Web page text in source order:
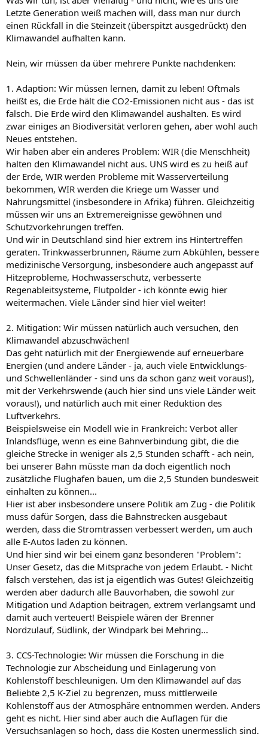
Letzte Generation weiß machen will, dass man nur durch
einen Rückfall in die Steinzeit (überspitzt ausgedrückt) den
Klimawandel aufhalten kann.
Nein, wir müssen da über mehrere Punkte nachdenken:
1. Adaption: Wir müssen lernen, damit zu leben! Oftmals
heißt es, die Erde hält die CO2-Emissionen nicht aus - das ist
falsch. Die Erde wird den Klimawandel aushalten. Es wird
zwar einiges an Biodiversität verloren gehen, aber wohl auch
Neues entstehen.
Wir haben aber ein anderes Problem: WIR (die Menschheit)
halten den Klimawandel nicht aus. UNS wird es zu heiß auf
der Erde, WIR werden Probleme mit Wasserverteilung
bekommen, WIR werden die Kriege um Wasser und
Nahrungsmittel (insbesondere in Afrika) führen. Gleichzeitig
müssen wir uns an Extremereignisse gewöhnen und
Schutzvorkehrungen treffen.
Und wir in Deutschland sind hier extrem ins Hintertreffen
geraten. Trinkwasserbrunnen, Räume zum Abkühlen, bessere
medizinische Versorgung, insbesondere auch angepasst auf
Hitzeprobleme, Hochwasserschutz, verbesserte
Regenableitsysteme, Flutpolder - ich könnte ewig hier
weitermachen. Viele Länder sind hier viel weiter!
2. Mitigation: Wir müssen natürlich auch versuchen, den
Klimawandel abzuschwächen!
Das geht natürlich mit der Energiewende auf erneuerbare
Energien (und andere Länder - ja, auch viele Entwicklungs-
und Schwellenländer - sind uns da schon ganz weit voraus!),
mit der Verkehrswende (auch hier sind uns viele Länder weit
voraus!), und natürlich auch mit einer Reduktion des
Luftverkehrs.
Beispielsweise ein Modell wie in Frankreich: Verbot aller
Inlandsflüge, wenn es eine Bahnverbindung gibt, die die
gleiche Strecke in weniger als 2,5 Stunden schafft - ach nein,
bei unserer Bahn müsste man da doch eigentlich noch
zusätzliche Flughafen bauen, um die 2,5 Stunden bundesweit
einhalten zu können...
Hier ist aber insbesondere unsere Politik am Zug - die Politik
muss dafür Sorgen, dass die Bahnstrecken ausgebaut
werden, dass die Stromtrassen verbessert werden, um auch
alle E-Autos laden zu können.
Und hier sind wir bei einem ganz besonderen "Problem":
Unser Gesetz, das die Mitsprache von jedem Erlaubt. - Nicht
falsch verstehen, das ist ja eigentlich was Gutes! Gleichzeitig
werden aber dadurch alle Bauvorhaben, die sowohl zur
Mitigation und Adaption beitragen, extrem verlangsamt und
damit auch verteuert! Beispiele wären der Brenner
Nordzulauf, Südlink, der Windpark bei Mehring...
3. CCS-Technologie: Wir müssen die Forschung in die
Technologie zur Abscheidung und Einlagerung von
Kohlenstoff beschleunigen. Um den Klimawandel auf das
Beliebte 2,5 K-Ziel zu begrenzen, muss mittlerweile
Kohlenstoff aus der Atmosphäre entnommen werden. Anders
geht es nicht. Hier sind aber auch die Auflagen für die
Versuchsanlagen so hoch, dass die Kosten unermesslich sind.